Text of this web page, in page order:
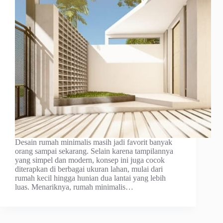
Desain rumah minimalis masih jadi favorit banyak
orang sampai sekarang. Selain karena tampilannya
yang simpel dan modern, konsep ini juga cocok
diterapkan di berbagai ukuran lahan, mulai dari
rumah kecil hingga hunian dua lantai yang lebih
luas. Menariknya, rumah minimalis…